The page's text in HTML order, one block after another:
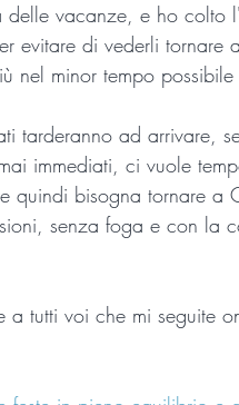
delle vacanze, e ho colto
evitare di vederli tornare
minor tempo
tarderanno ad arrivare,
immediati, ci vuole
quindi bisogna tornare a
senza foga e con la
tutti voi che mi seguite